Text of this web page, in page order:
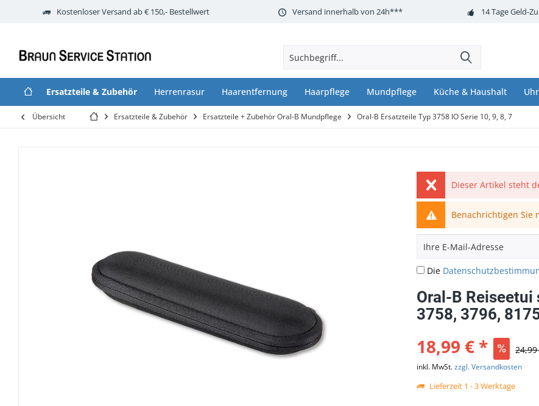
Kostenloser Versand ab € 150,- Bestellwert Versand innerhalb von 24h*** 14 Tage Geld-
Ersatzteile & Zubehör Herrenrasur Haarentfernung Haarpflege Mundpflege Küche & Haushalt
Übersicht Ersatzteile & Zubehör Ersatzteile + Zubehör Oral-B Mundpflege Oral-B Ersatzteile Typ 3758 IO Serie 10, 9, 8, 7
Dieser Artikel steht
Benachrichtigen Sie
Die
Oral-B Reiseetui
3758, 3796,
18,99 € *
inkl. MwSt.zzgl. Versandkosten
Lieferzeit 1 - 3 Werktage